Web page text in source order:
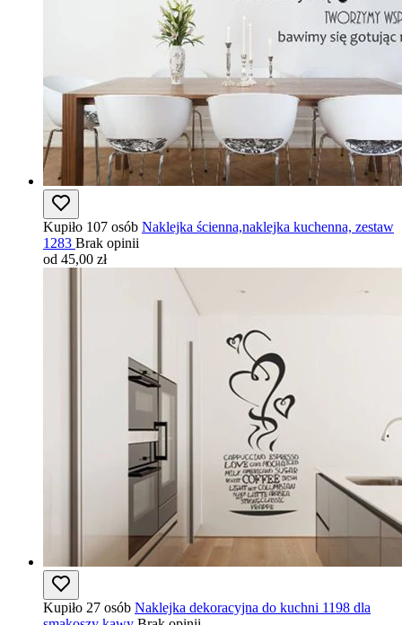
Kupiło 107 osób Naklejka ścienna,naklejka kuchenna, zestaw
1283 Brak opinii
od 45,00 zł
Kupiło 27 osób Naklejka dekoracyjna do kuchni 1198 dla